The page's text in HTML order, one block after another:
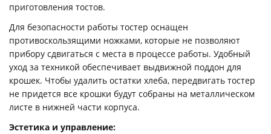
приготовления тостов.
Для безопасности работы тостер оснащен
противоскользящими ножками, которые не позволяют
прибору сдвигаться с места в процессе работы. Удобный
уход за техникой обеспечивает выдвижной поддон для
крошек. Чтобы удалить остатки хлеба, передвигать тостер
не придется все крошки будут собраны на металлическом
листе в нижней части корпуса.
Эстетика и управление: